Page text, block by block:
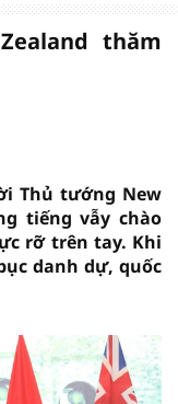
thăm
Thủ tướng New
tiếng vẫy chào
rỡ trên tay. Khi
danh dự, quốc